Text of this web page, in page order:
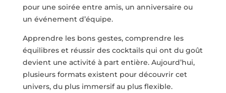
pour une soirée entre amis, un anniversaire ou
un événement d’équipe.
Apprendre les bons gestes, comprendre les
équilibres et réussir des cocktails qui ont du goût
devient une activité à part entière. Aujourd’hui,
plusieurs formats existent pour découvrir cet
univers, du plus immersif au plus flexible.